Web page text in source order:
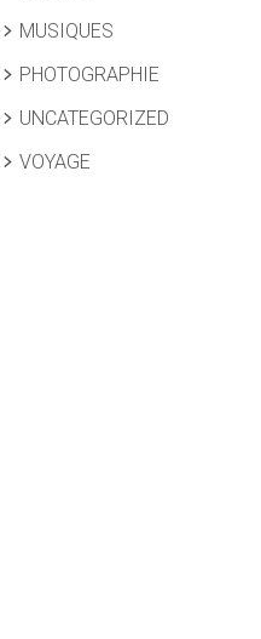
MUSIQUES
PHOTOGRAPHIE
UNCATEGORIZED
VOYAGE